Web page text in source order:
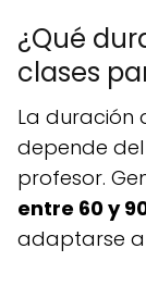
¿Qué
clases
La duración
depende
profesor.
entre 60 y
adaptarse a